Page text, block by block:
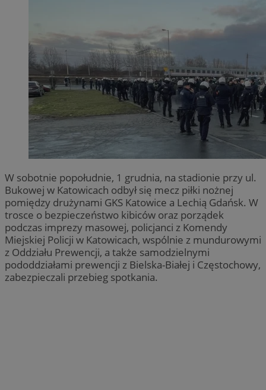
W sobotnie popołudnie, 1 grudnia, na stadionie przy ul.
Bukowej w Katowicach odbył się mecz piłki nożnej
pomiędzy drużynami GKS Katowice a Lechią Gdańsk. W
trosce o bezpieczeństwo kibiców oraz porządek
podczas imprezy masowej, policjanci z Komendy
Miejskiej Policji w Katowicach, wspólnie z mundurowymi
z Oddziału Prewencji, a także samodzielnymi
pododdziałami prewencji z Bielska-Białej i Częstochowy,
zabezpieczali przebieg spotkania.